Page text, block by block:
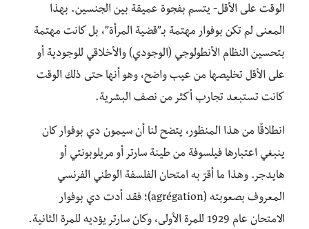
الوقت على الأقل- يتسم بفجوة عميقة بين الجنسين. بهذا
المعنى لم تكن بوفوار مهتمة بـ”قضية المرأة”، بل كانت مهتمة
بتحسين النظام الأنطولوجي (الوجودي) والأخلاقي للوجودية أو
على الأقل تخليصها من عيب واضح، وهو أنها حتى ذلك الوقت
كانت تستبعد تجارب أكثر من نصف البشرية.
انطلاقًا من هذا المنظور، يتضح لنا أن سيمون دي بوفوار كان
ينبغي اعتبارها فيلسوفة من طينة سارتر أو مريلوبونتي أو
هايدجر. وهذا ما أقرّ به امتحان الفلسفة الوطني الفرنسي
المعروف بصعوبته (agrégation)؛ فقد أدت دي بوفوار
الامتحان عام 1929 للمرة الأولى، وكان سارتر يؤديه للمرة الثانية.